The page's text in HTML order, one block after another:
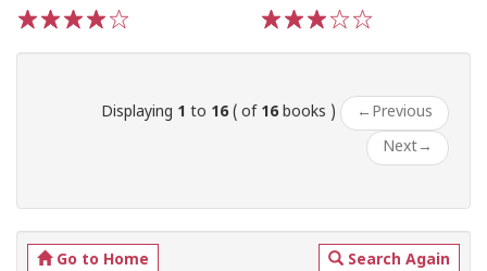
Displaying 1 to 16 ( of 16 books ) ← Previous
Next→
Go to Home Search Again